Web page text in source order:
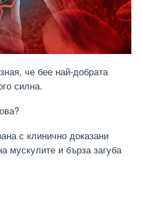
че бее най-добрата
силна.
с клинично доказани
мускулите и бърза загуба